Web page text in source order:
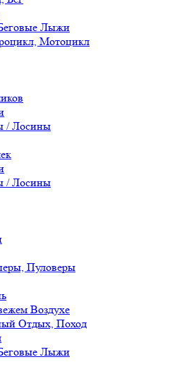
Лыжи
Мотоцикл
/ Лосины
/ Лосины
Пуловеры
Воздухе
Отдых, Поход
Лыжи